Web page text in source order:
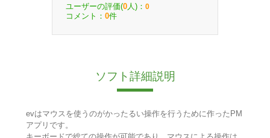
ユーザーの評価(0 人)： 0
コメント： 0件
ソフト詳細説明
evはマウスを使うのがかったるい操作を行うために作ったPM
アプリです。